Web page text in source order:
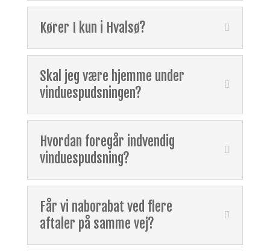
Kører I kun i Hvalsø?
Skal jeg være hjemme under
vinduespudsningen?
Hvordan foregår indvendig
vinduespudsning?
Får vi naborabat ved flere
aftaler på samme vej?